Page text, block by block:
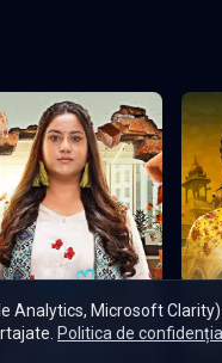
Analytics, Microsoft
Politica de
preferând să sufere în tăcere
Însă inimile nu pot rămâne